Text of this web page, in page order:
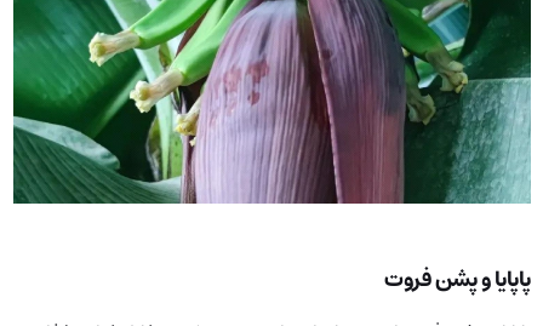
پاپایا و پشن فروت